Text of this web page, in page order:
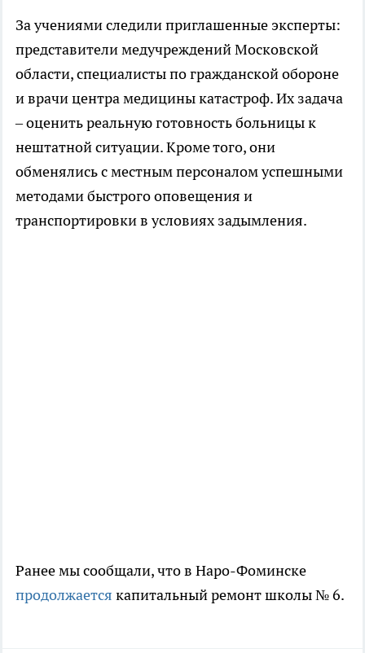
За учениями следили приглашенные эксперты:
представители медучреждений Московской
области, специалисты по гражданской обороне
и врачи центра медицины катастроф. Их задача
– оценить реальную готовность больницы к
нештатной ситуации. Кроме того, они
обменялись с местным персоналом успешными
методами быстрого оповещения и
транспортировки в условиях задымления.
Ранее мы сообщали, что в Наро-Фоминске
продолжается капитальный ремонт школы № 6.